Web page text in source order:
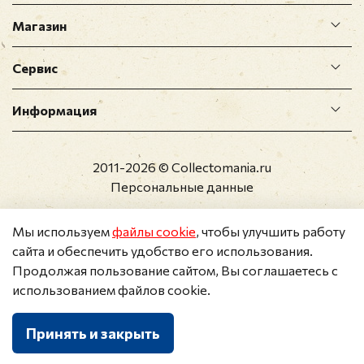
Магазин
Сервис
Информация
2011-2026 © Collectomania.ru
Персональные данные
Корзина
Мы используемфайлы cookie, чтобы улучшить работу
сайта и обеспечить удобство его использования.
Продолжая пользование сайтом, Вы соглашаетесь с
использованием файлов cookie.
Принять и закрыть